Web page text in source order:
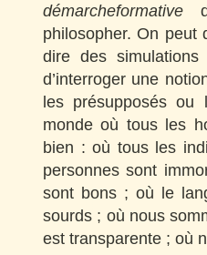
démarcheformative
philosopher. On peut
dire des simulations
d’interroger une
les présupposés ou
monde où tous les
bien : où tous les
personnes sont
sont bons ; où le
sourds ; où nous
est transparente ; où